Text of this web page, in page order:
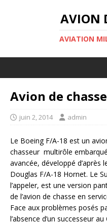
AVION
AVIATION
Avion de
juin 2, 2014 admin
Le Boeing F/A-18 est un
chasseur multirôle
avancée, développé d’après
Douglas F/A-18 Hornet. Le
l’appeler, est une version
de l’avion de chasse en
Face aux problèmes posés
l’absence d’un successeur